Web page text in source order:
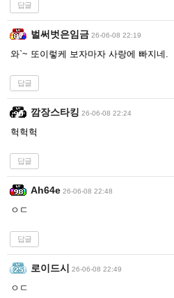
답글
벌써벗은임금 26-06-08 22:19
와`~ 또이렇케 보자마자 사랑에 빠지네.
답글
깜장스타킹 26-06-08 22:24
헉헉헉
답글
Ah64e 26-06-08 22:48
ㅇㄷ
답글
로이드시 26-06-08 22:49
ㅇㄷ